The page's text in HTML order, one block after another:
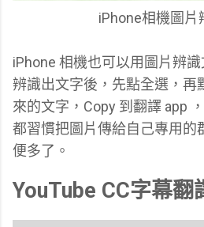
iPhone相機圖片
iPhone 相機也可以用圖片辨
辨識出文字後，先點全選，再
來的文字，Copy 到翻譯 app
都習慣把圖片傳給自己專用的
便多了。
YouTube CC字幕翻